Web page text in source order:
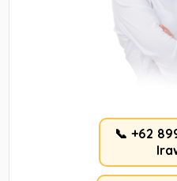
📞 +62